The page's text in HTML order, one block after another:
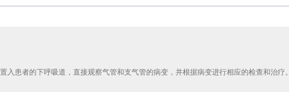
入患者的下呼吸道，直接观察气管和支气管的病变，并根据病变进行相应的检查和治疗。